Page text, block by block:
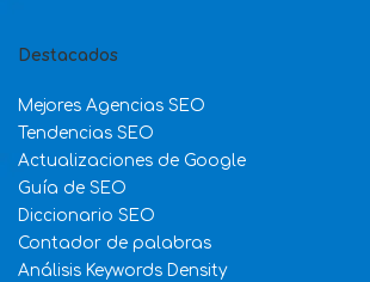
Destacados
Mejores Agencias SEO
Tendencias SEO
Actualizaciones de Google
Guía de SEO
Diccionario SEO
Contador de palabras
Análisis Keywords Density